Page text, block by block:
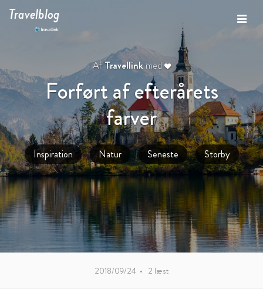
Travelblog
AfTravellinkmed
Forført af efterårets
farver
Inspiration Natur Seneste Storby
2018/09/24• 2 læst